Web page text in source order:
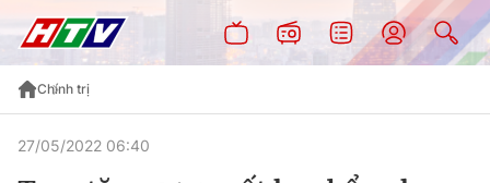
Chính trị
27/05/2022 06:40